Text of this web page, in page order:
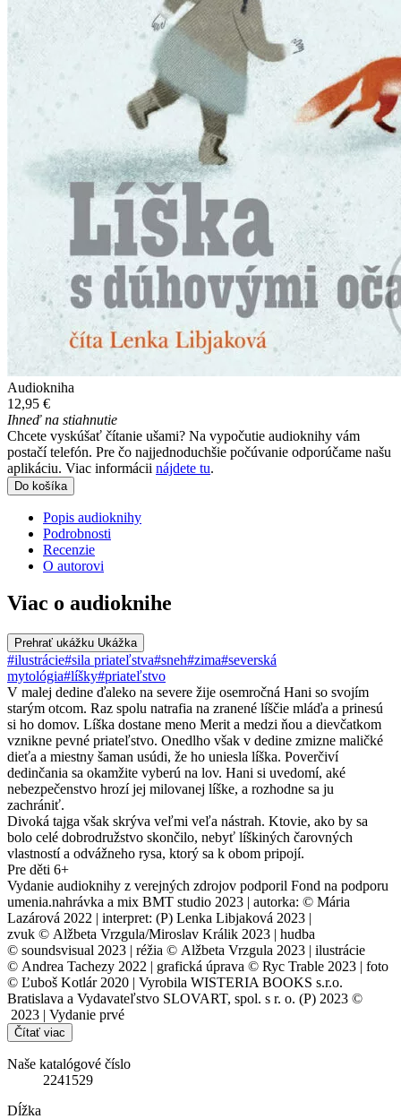
Audiokniha
12,95 €
Ihneď na stiahnutie
Chcete vyskúšať čítanie ušami? Na vypočutie audioknihy vám
postačí telefón. Pre čo najjednoduchšie počúvanie odporúčame našu
aplikáciu. Viac informácii nájdete tu.
Do košíka
Popis audioknihy
Podrobnosti
Recenzie
O autorovi
Viac o audioknihe
Prehrať ukážku Ukážka
#ilustrácie#sila priateľstva#sneh#zima#severská
mytológia#líšky#priateľstvo
V malej dedine ďaleko na severe žije osemročná Hani so svojím
starým otcom. Raz spolu natrafia na zranené líščie mláďa a prinesú
si ho domov. Líška dostane meno Merit a medzi ňou a dievčatkom
vznikne pevné priateľstvo. Onedlho však v dedine zmizne maličké
dieťa a miestny šaman usúdi, že ho uniesla líška. Poverčiví
dedinčania sa okamžite vyberú na lov. Hani si uvedomí, aké
nebezpečenstvo hrozí jej milovanej líške, a rozhodne sa ju
zachrániť.
Divoká tajga však skrýva veľmi veľa nástrah. Ktovie, ako by sa
bolo celé dobrodružstvo skončilo, nebyť líškiných čarovných
vlastností a odvážneho rysa, ktorý sa k obom pripojí.
Pre děti 6+
Vydanie audioknihy z verejných zdrojov podporil Fond na podporu
umenia.nahrávka a mix BMT studio 2023 | autorka: © Mária
Lazárová 2022 | interpret: (P) Lenka Libjaková 2023 |
zvuk © Alžbeta Vrzgula/Miroslav Králik 2023 | hudba
© soundsvisual 2023 | réžia © Alžbeta Vrzgula 2023 | ilustrácie
© Andrea Tachezy 2022 | grafická úprava © Ryc Trable 2023 | foto
© Ľuboš Kotlár 2020 | Vyrobila WISTERIA BOOKS s.r.o.
Bratislava a Vydavateľstvo SLOVART, spol. s r. o. (P) 2023 ©
2023 | Vydanie prvé
Čítať viac
Naše katalógové číslo
2241529
Dĺžka